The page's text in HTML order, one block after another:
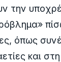
την
όπως
και